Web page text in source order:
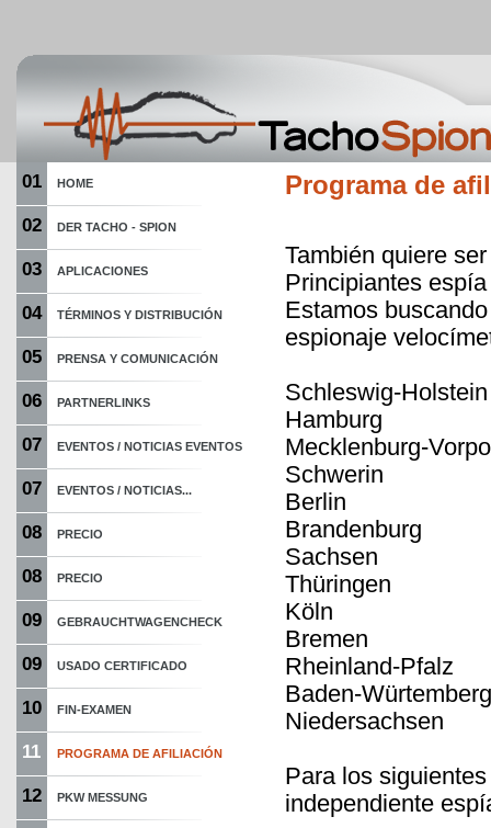
01 HOME
02 DER TACHO - SPION
03 APLICACIONES
04 TÉRMINOS Y DISTRIBUCIÓN
05 PRENSA Y COMUNICACIÓN
06 PARTNERLINKS
07 EVENTOS / NOTICIAS EVENTOS
07 EVENTOS / NOTICIAS...
08 PRECIO
08 PRECIO
09 GEBRAUCHTWAGENCHECK
09 USADO CERTIFICADO
10 FIN-EXAMEN
11 PROGRAMA DE AFILIACIÓN
12 PKW MESSUNG
Programa de
También quiere
Principiantes
Estamos
espionaje
Schleswig-Holstein
Hamburg
Mecklenburg-
Schwerin
Berlin
Brandenburg
Sachsen
Thüringen
Köln
Bremen
Rheinland-Pfalz
Baden-Würtemberg
Niedersachsen
Para los
independiente